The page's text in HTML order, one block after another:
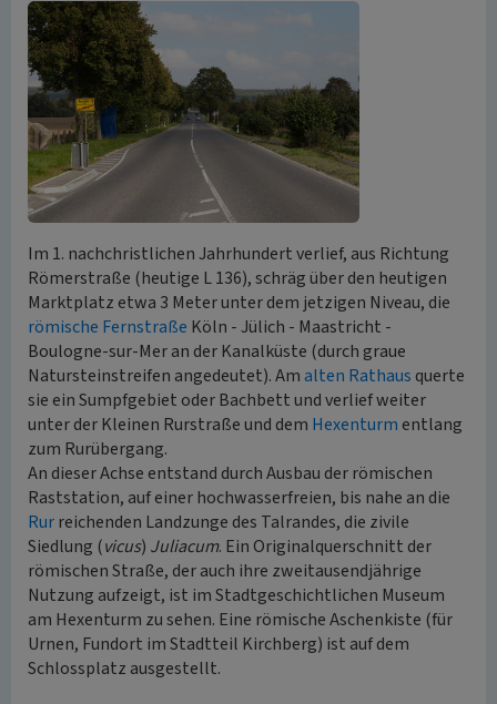
Im 1. nachchristlichen Jahrhundert verlief, aus Richtung
Römerstraße (heutige L 136), schräg über den heutigen
Marktplatz etwa 3 Meter unter dem jetzigen Niveau, die
römische Fernstraße Köln - Jülich - Maastricht -
Boulogne-sur-Mer an der Kanalküste (durch graue
Natursteinstreifen angedeutet). Amalten Rathaus querte
sie ein Sumpfgebiet oder Bachbett und verlief weiter
unter der Kleinen Rurstraße und dem Hexenturm entlang
zum Rurübergang.
An dieser Achse entstand durch Ausbau der römischen
Raststation, auf einer hochwasserfreien, bis nahe an die
Rurreichenden Landzunge des Talrandes, die zivile
Siedlung (vicus) Juliacum. Ein Originalquerschnitt der
römischen Straße, der auch ihre zweitausendjährige
Nutzung aufzeigt, ist im Stadtgeschichtlichen Museum
am Hexenturm zu sehen. Eine römische Aschenkiste (für
Urnen, Fundort im Stadtteil Kirchberg) ist auf dem
Schlossplatz ausgestellt.